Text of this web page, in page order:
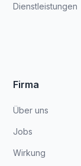
Dienstleistungen
Firma
Über uns
Jobs
Wirkung